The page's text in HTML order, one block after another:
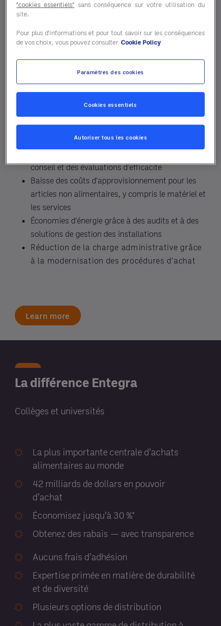
Grâce à un partenariat d'approvisionnement
Entegra, les établissements et les écoles
pourraient réaliser jusqu'à 30 % d'économies par
rapport aux prix catalogue habituels des
fournisseurs. Les principaux postes d'économies
sont les suivants :
conclusion de contrats avec des fournisseurs à
conseil et des évaluations d'efficacité
Baisse des coûts d'approvisionnement pour les
articles non alimentaires, y compris le matériel et
les services
Économies d'énergie grâce à des audits et à des
solutions de gestion des installations
Réduction de la charge administrative grâce
à la modernisation des procédures d'achat
Learn more
La différence Entegra
Collèges et universités
La plus importante centrale d’achats
alimentaires au monde
42 milliards de dollars en pouvoir
d’achat
Économisez jusqu’à 30 %*
Obtenez des rabais — avec transparence
Aucuns frais d’adhésion
Expertise primée en matière de durabilité
et de diversité
Plusieurs options de distribution
"cookies essentiels" sans conséquence sur votre utilisation du
site.
Pour plus d'informations et pour tout savoir sur les conséquences
de vos choix, vous pouvez consulter Cookie Policy
Paramètres des cookies
Cookies essentiels
Autoriser tous les cookies